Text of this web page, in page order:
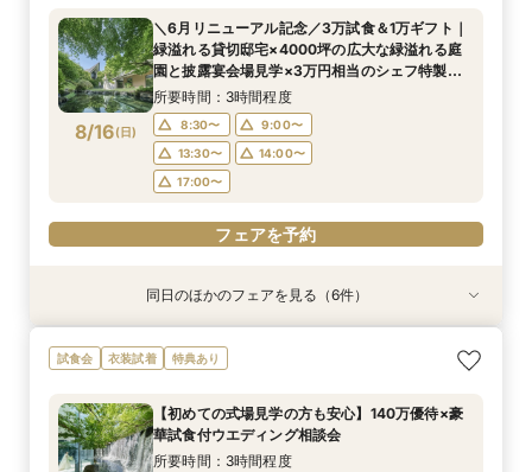
8/15(土)
8:30〜
8:45〜
9:00〜
13:30〜
14:00〜
フェアを予約
8/15(土)
8:30〜
8:45〜
9:00〜
13:30〜
14:00〜
フェアを予約
8/15(土)
8:30〜
8:45〜
9:00〜
13:30〜
14:00〜
フェアを予約
8/15(土)
8:30〜
8:45〜
9:00〜
13:30〜
14:00〜
フェアを予約
8/15(土)
8:30〜
8:45〜
9:00〜
13:30〜
14:00〜
フェアを予約
8/16(日)
＼6月リニューアル記念／3万試食＆1万ギフト｜
緑溢れる貸切邸宅×4000坪の広大な緑溢れる庭
園と披露宴会場見学×3万円相当のシェフ特製国
産牛無料試食×心配な見積りもシュミレーション
相談
所要時間：3時間程度
8:30〜
9:00〜
13:30〜
14:00〜
17:00〜
フェアを予約
特典あり
8/16(日)
【初めての式場見学の方も安心】豪華試食付きウ
エディング相談会
8:30〜
8:45〜
9:00〜
13:30〜
衣装試着 特典あり
8/16(日)
《新チャペルOPEN記念◆8大特典≫木目×ナ
チュラルチャペル体験
8:30〜
8:45〜
9:00〜
13:30〜
衣装試着 特典あり
8/16(日)
マイナビ限定【料理重視派必見】和牛フィレ肉×
懐石フレンチコース美食会
8:30〜
8:45〜
9:00〜
13:30〜
特典あり
8/16(日)
【神前挙式をご検討の方へ】神殿「凛」見学＆和
フレンチ無料試食
8:30〜
8:45〜
9:00〜
13:30〜
衣装試着 特典あり
8/16(日)
マイナビ限定【料理重視派必見】和牛フィレ肉×
懐石フレンチコース美食会
8:30〜
8:45〜
9:00〜
13:30〜
衣装試着 特典あり
8/16(日)
【少人数プラン相談会】専用の貸切別邸OPEN&
贅沢無料試食
8:30〜
8:45〜
9:00〜
13:30〜
同日のほかのフェアを見る（6件）
試食会 衣装試着 特典あり
【初めての式場見学の方も安心】140万優待×豪
華試食付ウエディング相談会
所要時間：3時間程度